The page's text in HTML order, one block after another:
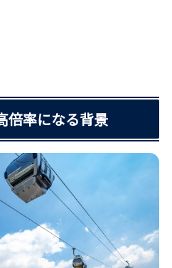
倍率になる背景